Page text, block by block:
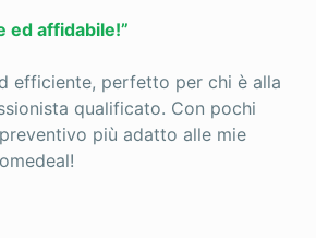
ed affidabile!”
efficiente, perfetto per chi è alla
qualificato. Con pochi
più adatto alle mie